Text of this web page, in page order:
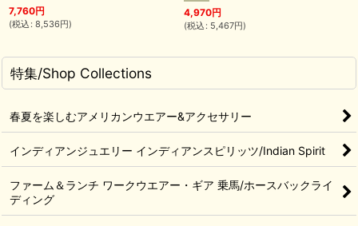
7,760円
(税込 : 8,536円)
4,970円
(税込 : 5,467円)
特集/Shop Collections
春夏を楽しむアメリカンウエアー&アクセサリー
インディアンジュエリー インディアンスピリッツ/Indian Spirit
ファーム＆ランチ ワークウエアー・ギア 乗馬/ホースバックライ
ディング